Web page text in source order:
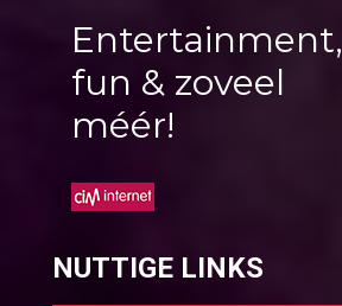
Entertainment,
fun & zoveel
méér!
NUTTIGE LINKS